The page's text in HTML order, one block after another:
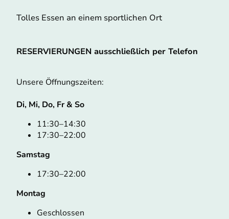
Tolles Essen an einem sportlichen Ort
RESERVIERUNGEN ausschließlich per Telefon
Unsere Öffnungszeiten:
Di, Mi, Do, Fr & So
11:30–14:30
17:30–22:00
Samstag
17:30–22:00
Montag
Geschlossen